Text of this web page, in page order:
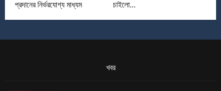
প্রদানের নির্ভরযোগ্য মাধ্যম
চাইলো...
খবর